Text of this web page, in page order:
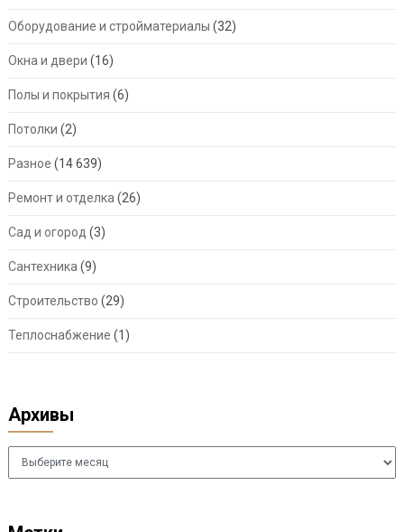
Оборудование и стройматериалы (32)
Окна и двери (16)
Полы и покрытия (6)
Потолки (2)
Разное (14 639)
Ремонт и отделка (26)
Сад и огород (3)
Сантехника (9)
Строительство (29)
Теплоснабжение (1)
Архивы
Архивы